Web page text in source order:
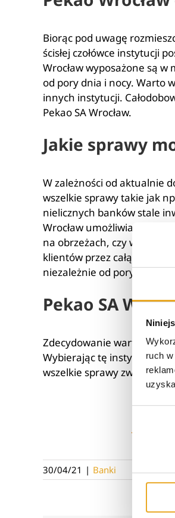
ruch
Biorąc pod uwagę
ścisłej czołówce instytucji
Wrocław wyposażone są
od pory dnia i nocy. Warto
innych instytucji.
Pekao SA Wrocław.
Jakie sprawy
W zależności od aktualnie
wszelkie sprawy takie jak
nielicznych banków stale
Wrocław umożliwia
na obrzeżach, czy w
klientów przez całą dobę,
niezależnie od pory.
Pekao SA
Zdecydowanie warto
Wybierając tę instytucję
wszelkie sprawy związane
30/04/21 | Banki